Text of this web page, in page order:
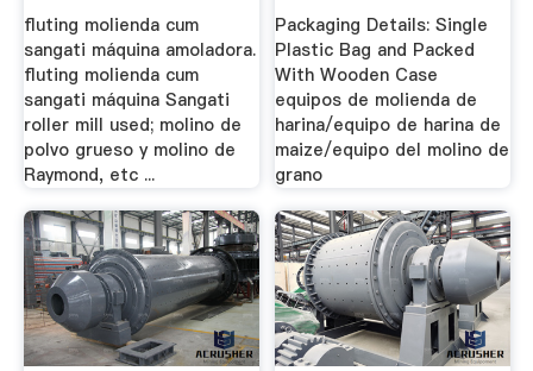
fluting molienda cum
sangati máquina amoladora.
fluting molienda cum
sangati máquina Sangati
roller mill used; molino de
polvo grueso y molino de
Raymond, etc ...
Packaging Details: Single
Plastic Bag and Packed
With Wooden Case
equipos de molienda de
harina/equipo de harina de
maize/equipo del molino de
grano